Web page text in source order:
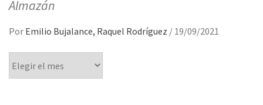
Almazán
Por Emilio Bujalance, Raquel Rodríguez / 19/09/2021